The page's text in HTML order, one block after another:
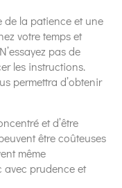
de la patience et une
votre temps et
pas de
les instructions.
permettra d’obtenir
et d’être
être coûteuses
même
avec prudence et